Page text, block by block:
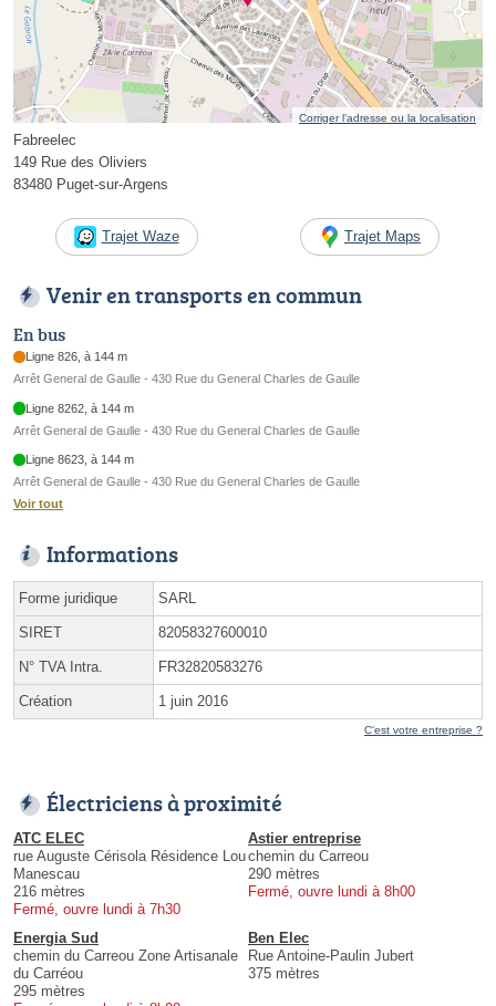
Corriger l’adresse ou la localisation
Fabreelec
149 Rue des Oliviers
83480 Puget-sur-Argens
Trajet Waze Trajet Maps
Venir en transports en commun
En bus
Ligne 826, à 144 m
Arrêt General de Gaulle - 430 Rue du General Charles de Gaulle
Ligne 8262, à 144 m
Arrêt General de Gaulle - 430 Rue du General Charles de Gaulle
Ligne 8623, à 144 m
Arrêt General de Gaulle - 430 Rue du General Charles de Gaulle
Voir tout
Informations
Forme juridique SARL
SIRET 82058327600010
N° TVA Intra. FR32820583276
Création 1 juin 2016
C'est votre entreprise ?
Électriciens à proximité
ATC ELEC
rue Auguste Cérisola Résidence Lou
Manescau
216 mètres
Fermé, ouvre lundi à 7h30
Astier entreprise
chemin du Carreou
290 mètres
Fermé, ouvre lundi à 8h00
Energia Sud
chemin du Carreou Zone Artisanale
du Carréou
295 mètres
Ben Elec
Rue Antoine-Paulin Jubert
375 mètres